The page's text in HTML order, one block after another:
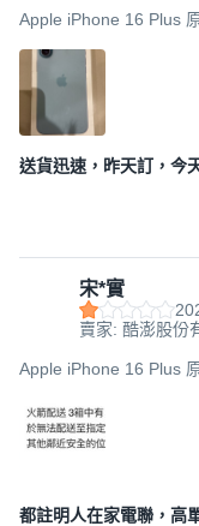
Apple iPhone 16 Plus
送貨迅速，昨天訂，今
宋*實
賣家: 酷澎股份
Apple iPhone 16 Plus
都註明人在家電聯，高